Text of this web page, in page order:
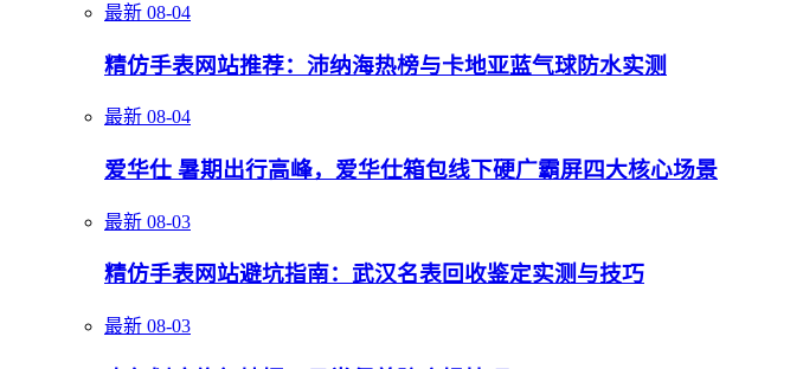
最新 08-04
精仿手表网站推荐：沛纳海热榜与卡地亚蓝气球防水实测
最新 08-04
爱华仕 暑期出行高峰，爱华仕箱包线下硬广霸屏四大核心场景
最新 08-03
精仿手表网站避坑指南：武汉名表回收鉴定实测与技巧
最新 08-03